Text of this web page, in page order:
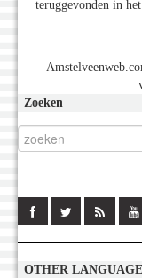
teruggevonden in
Zoeken
OTHER